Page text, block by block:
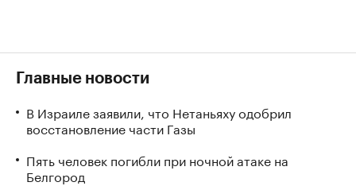
Главные новости
В Израиле заявили, что Нетаньяху одобрил
восстановление части Газы
Пять человек погибли при ночной атаке на
Белгород